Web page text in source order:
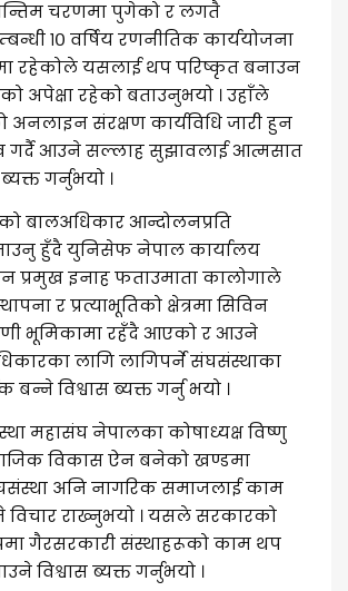
अन्तिम चरणमा पुगेको र लगतै
१० वर्षिय रणनीतिक कार्ययोजना
रहेकोले यसलाई थप परिष्कृत बनाउन
अपेक्षा रहेको बताउनुभयो । उहाँले
अनलाइन संरक्षण कार्यविधि जारी हुन
आउने सल्लाह सुझावलाई आत्मसात
गर्नुभयो ।
बालअधिकार आन्दोलनप्रति
हुँदै युनिसेफ नेपाल कार्यालय
प्रमुख इनाह फताउमाता कालोगाले
र प्रत्याभूतिको क्षेत्रमा सिविन
भूमिकामा रहँदै आएको र आउने
लागि लागिपर्ने संघसंस्थाका
बन्ने विश्वास ब्यक्त गर्नु भयो ।
महासंघ नेपालका कोषाध्यक्ष विष्णु
विकास ऐन बनेको खण्डमा
अनि नागरिक समाजलाई काम
विचार राख्नुभयो । यसले सरकारको
गैरसरकारी संस्थाहरूको काम थप
विश्वास ब्यक्त गर्नुभयो ।